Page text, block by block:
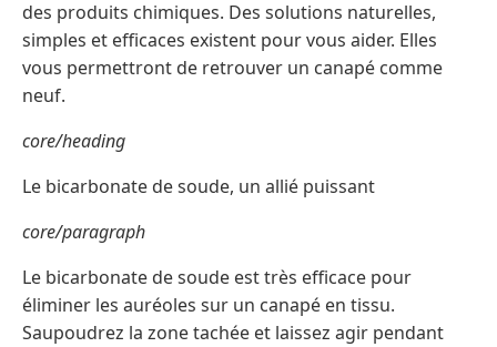
des produits chimiques. Des solutions naturelles,
simples et efficaces existent pour vous aider. Elles
vous permettront de retrouver un canapé comme
neuf.
core/heading
Le bicarbonate de soude, un allié puissant
core/paragraph
Le bicarbonate de soude est très efficace pour
éliminer les auréoles sur un canapé en tissu.
Saupoudrez la zone tachée et laissez agir pendant